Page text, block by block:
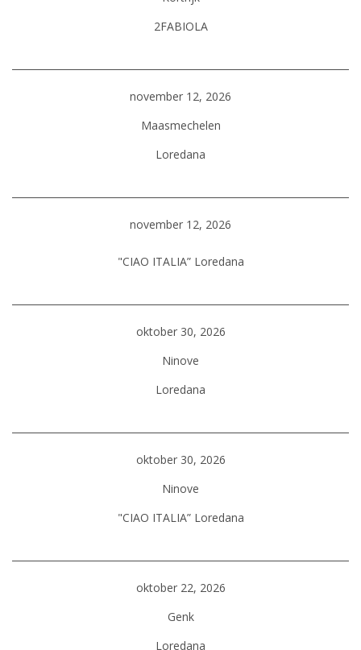
2FABIOLA
november 12, 2026
Maasmechelen
Loredana
november 12, 2026
"CIAO ITALIA” Loredana
oktober 30, 2026
Ninove
Loredana
oktober 30, 2026
Ninove
"CIAO ITALIA” Loredana
oktober 22, 2026
Genk
Loredana